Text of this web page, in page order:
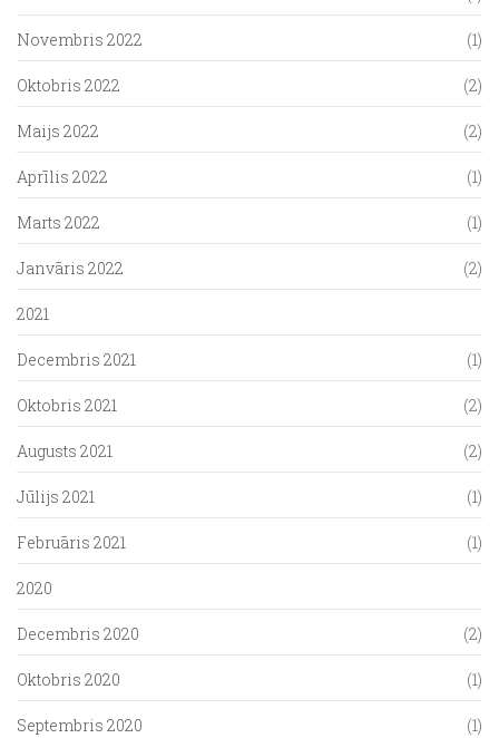
Novembris 2022 (1)
Oktobris 2022 (2)
Maijs 2022 (2)
Aprīlis 2022 (1)
Marts 2022 (1)
Janvāris 2022 (2)
2021
Decembris 2021 (1)
Oktobris 2021 (2)
Augusts 2021 (2)
Jūlijs 2021 (1)
Februāris 2021 (1)
2020
Decembris 2020 (2)
Oktobris 2020 (1)
Septembris 2020 (1)